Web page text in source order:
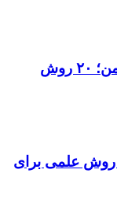
راهکارهای پیشگیری از بیماری‌های مزمن؛ ۲۰ روش
راهکارهای تقویت حافظه و تمرکز؛ ۲۰ روش علمی برای